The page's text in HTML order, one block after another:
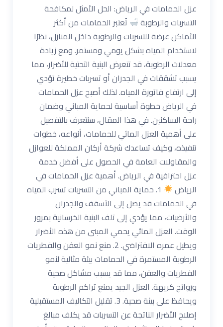
عزل الحمامات في الرياض: الحل الأمثل لمكافحة
التسربات والرطوبة
تُعتبر الحمامات من أكثر
الأماكن عرضة للتسربات والرطوبة داخل المنازل، نظرًا
لاستخدام المياه بشكل يومي ومستمر. ومع زيادة
معدلات الرطوبة، قد تتعرض البنية التحتية للأضرار، مما
يسبب تشققات في الجدران أو تسربات خطيرة تؤدي
إلى ارتفاع فاتورة المياه. لذلك أصبح عزل الحمامات
في الرياض خطوة أساسية لحماية المباني وضمان
راحة الساكنين. في هذا المقال، سنتعرف بالتفصيل
على أهمية العزل المائي للحمامات، أنواعه، خطوات
تنفيذه، وكيف تساعدك شركة أركان المملكة للعوازل
والمقاولات العامة في الحصول على أفضل خدمة
عزل احترافية في الرياض. أهمية عزل الحمامات في
الرياض
1. حماية المباني من التسربات تسرب المياه
في الحمامات قد يصل إلى الأسقف والجدران
والأرضيات، مما يؤدي إلى تلف البنية الخرسانية بمرور
الوقت. العزل المائي يحمي المبنى من هذه الأضرار
ويطيل عمره الافتراضي. 2. منع نمو العفن والفطريات
الرطوبة المستمرة في الحمامات بيئة مثالية لنمو
الفطريات والعفن، مما قد يسبب مشاكل صحية
وروائح كريهة. العزل الجيد يمنع تراكم الرطوبة
ويحافظ على بيئة صحية. 3. تقليل التكاليف المستقبلية
إصلاح الأضرار الناتجة عن التسربات قد يكلف مبالغ